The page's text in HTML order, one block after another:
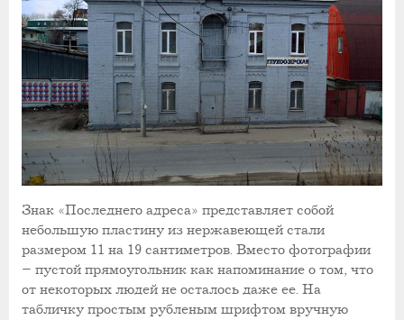
Знак «Последнего адреса» представляет собой
небольшую пластину из нержавеющей стали
размером 11 на 19 сантиметров. Вместо фотографии
– пустой прямоугольник как напоминание о том, что
от некоторых людей не осталось даже ее. На
табличку простым рубленым шрифтом вручную